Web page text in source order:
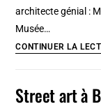
architecte génial :
Musée…
CONTINUER LA
Street art à